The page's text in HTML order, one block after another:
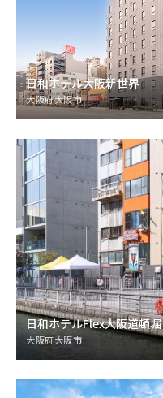
日和ホテル大阪新世界
大阪府大阪市
日和ホテルFlex大阪道頓堀
大阪府大阪市